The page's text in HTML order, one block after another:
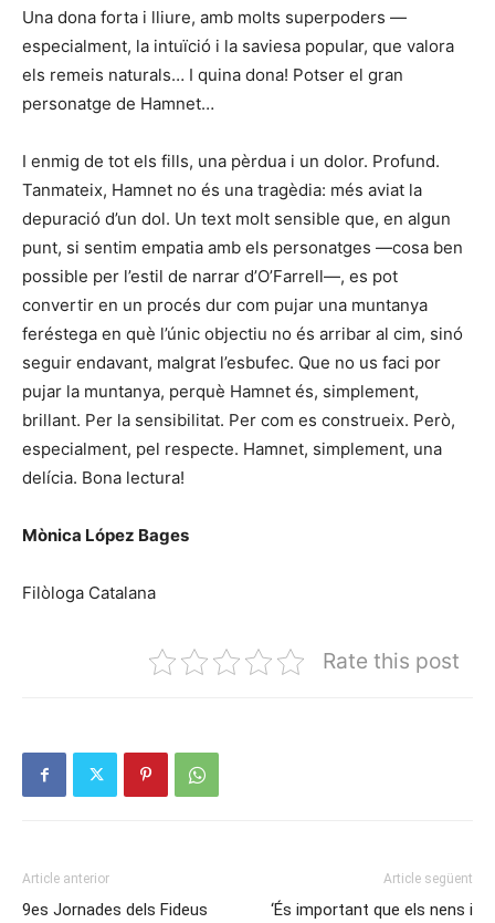
Una dona forta i lliure, amb molts superpoders —
especialment, la intuïció i la saviesa popular, que valora
els remeis naturals… I quina dona! Potser el gran
personatge de Hamnet…
I enmig de tot els fills, una pèrdua i un dolor. Profund.
Tanmateix, Hamnet no és una tragèdia: més aviat la
depuració d’un dol. Un text molt sensible que, en algun
punt, si sentim empatia amb els personatges —cosa ben
possible per l’estil de narrar d’O’Farrell—, es pot
convertir en un procés dur com pujar una muntanya
feréstega en què l’únic objectiu no és arribar al cim, sinó
seguir endavant, malgrat l’esbufec. Que no us faci por
pujar la muntanya, perquè Hamnet és, simplement,
brillant. Per la sensibilitat. Per com es construeix. Però,
especialment, pel respecte. Hamnet, simplement, una
delícia. Bona lectura!
Mònica López Bages
Filòloga Catalana
Rate this post
Article anterior
9es Jornades dels Fideus
Article següent
‘És important que els nens i